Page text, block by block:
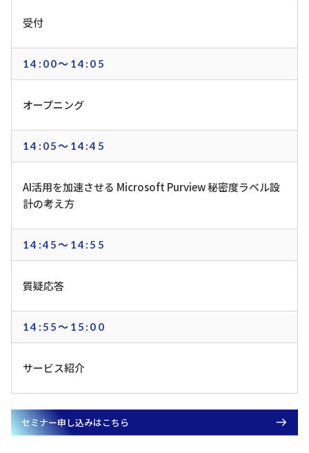
受付
14:00～14:05
オープニング
14:05～14:45
AI活用を加速させる Microsoft Purview 秘密度ラベル設
計の考え方
14:45～14:55
質疑応答
14:55～15:00
サービス紹介
セミナー申し込みはこちら